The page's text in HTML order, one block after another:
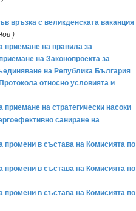
връзка с великденската ваканция
)
приемане на правила за
на Законопроекта за
на Република България
относно условията и
на стратегически насоки
саниране на
промени в състава на Комисията по
промени в състава на Комисията по
промени в състава на Комисията по